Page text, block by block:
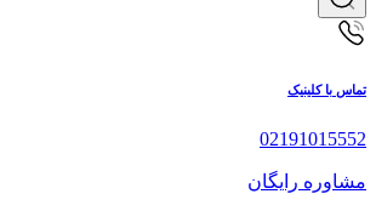
تماس با کلینیک
02191015552
مشاوره رایگان